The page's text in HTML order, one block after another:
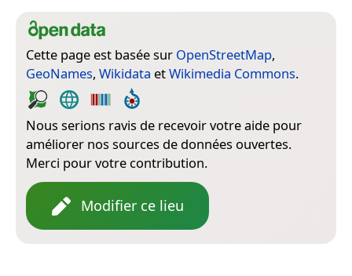
Cette page est basée sur OpenStreetMap,
GeoNames, Wikidata etWikimedia Commons.
Nous serions ravis de recevoir votre aide pour
améliorer nos sources de données ouvertes.
Merci pour votre contribution.
Modifier ce lieu